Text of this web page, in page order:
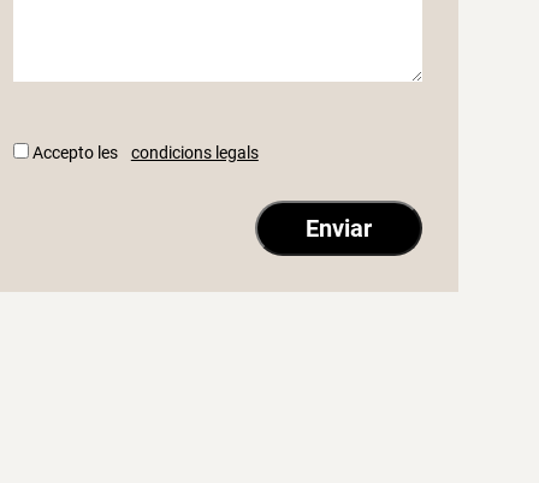
Accepto les condicions legals